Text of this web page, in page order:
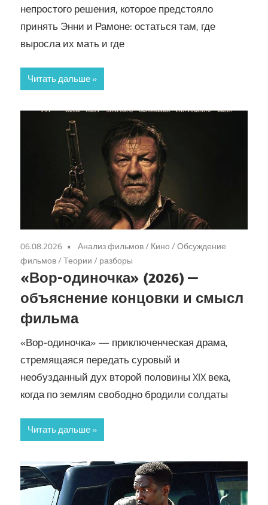
непростого решения, которое предстояло
принять Энни и Рамоне: остаться там, где
выросла их мать и где
Читать дальше
06.08.2026 Анализ фильмов/ Кино/Обсуждение
фильмов/Теории / разборы
«Вор-одиночка» (2026) —
объяснение концовки и смысл
фильма
«Вор-одиночка» — приключенческая драма,
стремящаяся передать суровый и
необузданный дух второй половины XIX века,
когда по землям свободно бродили солдаты
Читать дальше